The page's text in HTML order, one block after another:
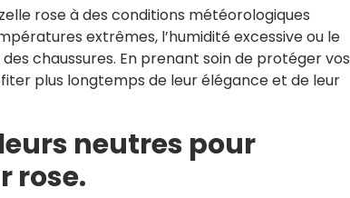
rose à des conditions météorologiques
extrêmes, l’humidité excessive ou le
chaussures. En prenant soin de protéger vos
plus longtemps de leur élégance et de leur
neutres pour
rose.